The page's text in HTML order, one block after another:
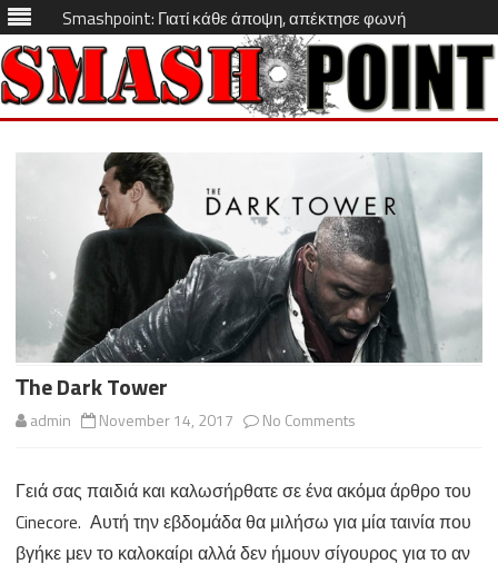
Smashpoint: Γιατί κάθε άποψη, απέκτησε φωνή
Skip
Τhe Dark Tower
admin November 14, 2017 No Comments
Dark
Tower
Γειά σας παιδιά και καλωσήρθατε σε ένα ακόμα άρθρο του
Cinecore. Αυτή την εβδομάδα θα μιλήσω για μία ταινία που
βγήκε μεν το καλοκαίρι αλλά δεν ήμουν σίγουρος για το αν